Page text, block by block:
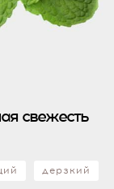
свежесть
дерзкий